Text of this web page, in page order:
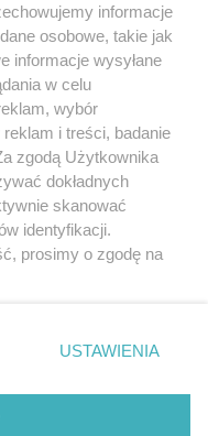
HOSTING
FACEBOOK KONTAKT
Muzyka i kultura
Archiwum wydarzeń
Zdjęcia miasta
informacje
osobowe, takie jak
informacje wysyłane
w celu
wybór
i treści, badanie
zgodą Użytkownika
dokładnych
skanować
identyfikacji.
prosimy o zgodę na
strony
. Niektóre
zastosowania tylko
USTAWIENIA